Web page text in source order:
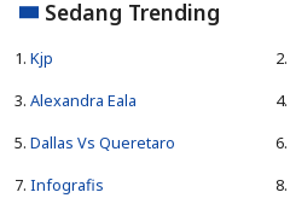
Sedang Trending
1. Kjp 2.
3. Alexandra Eala 4.
5. Dallas Vs Queretaro 6.
7. Infografis 8.